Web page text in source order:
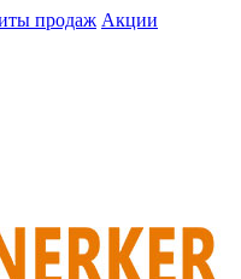
продаж Акции